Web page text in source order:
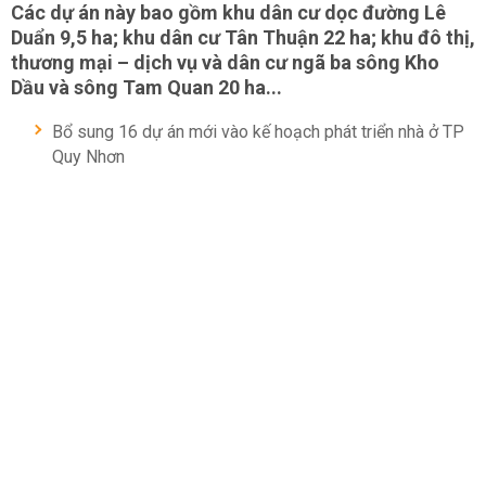
Các dự án này bao gồm khu dân cư dọc đường Lê
Duẩn 9,5 ha; khu dân cư Tân Thuận 22 ha; khu đô thị,
thương mại – dịch vụ và dân cư ngã ba sông Kho
Dầu và sông Tam Quan 20 ha...
Bổ sung 16 dự án mới vào kế hoạch phát triển nhà ở TP
Quy Nhơn